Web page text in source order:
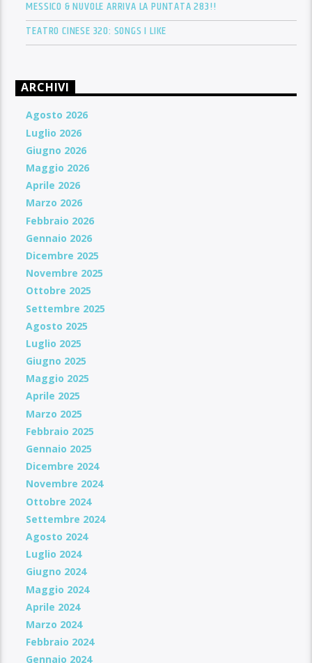
MESSICO & NUVOLE ARRIVA LA PUNTATA 283!!
TEATRO CINESE 320: SONGS I LIKE
ARCHIVI
Agosto 2026
Luglio 2026
Giugno 2026
Maggio 2026
Aprile 2026
Marzo 2026
Febbraio 2026
Gennaio 2026
Dicembre 2025
Novembre 2025
Ottobre 2025
Settembre 2025
Agosto 2025
Luglio 2025
Giugno 2025
Maggio 2025
Aprile 2025
Marzo 2025
Febbraio 2025
Gennaio 2025
Dicembre 2024
Novembre 2024
Ottobre 2024
Settembre 2024
Agosto 2024
Luglio 2024
Giugno 2024
Maggio 2024
Aprile 2024
Marzo 2024
Febbraio 2024
Gennaio 2024